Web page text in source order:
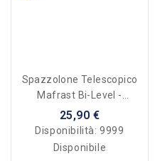
Spazzolone Telescopico
Mafrast Bi-Level -
Allungabile 117/180 Cm
25,90 €
Disponibilità:9999
Disponibile